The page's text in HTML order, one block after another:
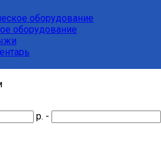
оборудование
оборудование
р. -